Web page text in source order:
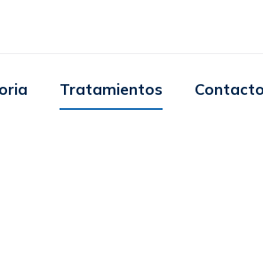
Tratamientos Contacto